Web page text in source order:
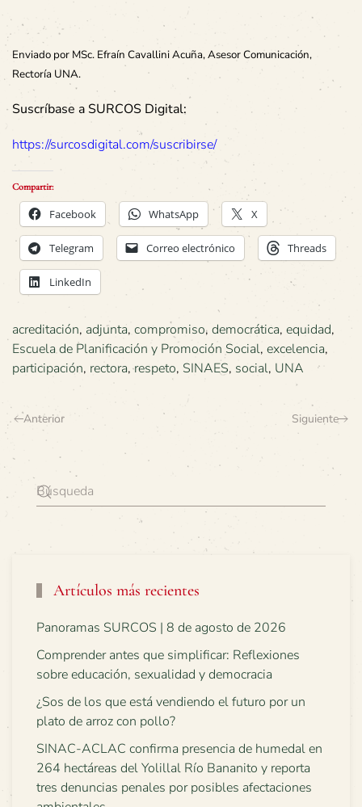
Enviado por MSc. Efraín Cavallini Acuña, Asesor Comunicación,
Rectoría UNA.
Suscríbase a SURCOS Digital:
https://surcosdigital.com/suscribirse/
Compartir:
Facebook WhatsApp X
Telegram Correo electrónico Threads
LinkedIn
acreditación, adjunta, compromiso, democrática, equidad,
Escuela de Planificación y Promoción Social, excelencia,
participación, rectora,respeto, SINAES, social, UNA
Anterior Siguiente
Artículos más recientes
Panoramas SURCOS | 8 de agosto de 2026
Comprender antes que simplificar: Reflexiones
sobre educación, sexualidad y democracia
¿Sos de los que está vendiendo el futuro por un
plato de arroz con pollo?
SINAC-ACLAC confirma presencia de humedal en
264 hectáreas del Yolillal Río Bananito y reporta
tres denuncias penales por posibles afectaciones